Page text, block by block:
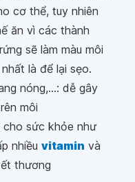
cơ thể, tuy nhiên
ăn vì các thành
sẽ làm màu môi
là để lại sẹo.
nóng,...: dễ gây
môi
cho sức khỏe như
nhiều vitamin và
thương